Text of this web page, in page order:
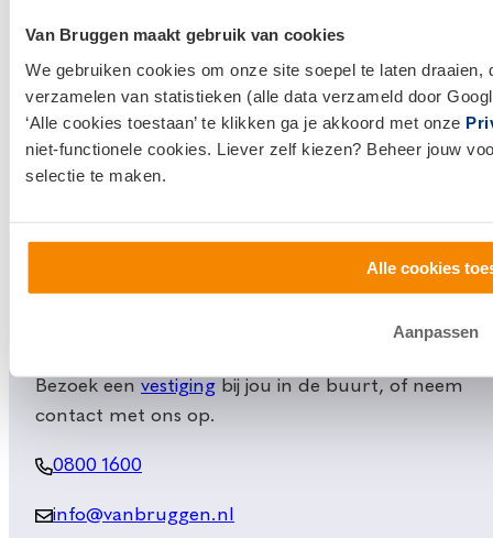
Van Bruggen maakt gebruik van cookies
We gebruiken cookies om onze site soepel te laten
verzamelen van statistieken (alle data verzameld door
‘Alle cookies toestaan’ te klikken ga je akkoord met onze
niet-functionele cookies. Liever zelf kiezen? Beheer jouw
selectie te maken.
Alle cookies
Aanpassen
Actuele hypotheekrentes
Financieel Advies
Verzekeringsadvies
Huis kopen
Bezoek een vestiging bij jou in de buurt, of neem
contact met ons op.
0800 1600
info@vanbruggen.nl